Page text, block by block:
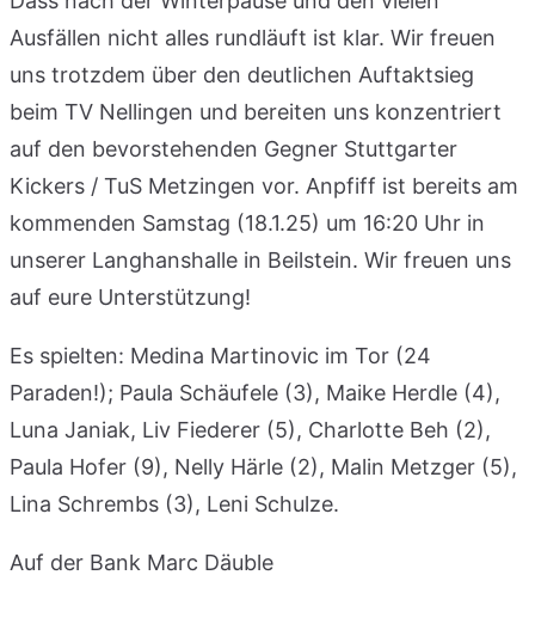
Ausfällen nicht alles rundläuft ist klar. Wir freuen
uns trotzdem über den deutlichen Auftaktsieg
beim TV Nellingen und bereiten uns konzentriert
auf den bevorstehenden Gegner Stuttgarter
Kickers / TuS Metzingen vor. Anpfiff ist bereits am
kommenden Samstag (18.1.25) um 16:20 Uhr in
unserer Langhanshalle in Beilstein. Wir freuen uns
auf eure Unterstützung!
Es spielten: Medina Martinovic im Tor (24
Paraden!); Paula Schäufele (3), Maike Herdle (4),
Luna Janiak, Liv Fiederer (5), Charlotte Beh (2),
Paula Hofer (9), Nelly Härle (2), Malin Metzger (5),
Lina Schrembs (3), Leni Schulze.
Auf der Bank Marc Däuble